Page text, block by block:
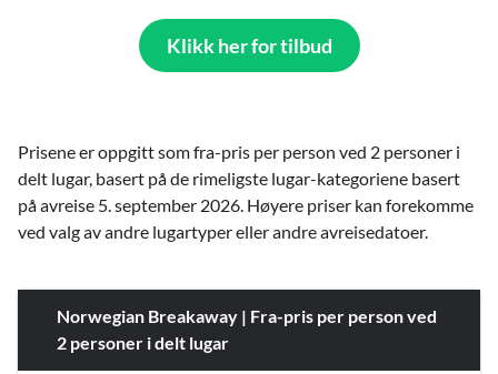
Klikk her for tilbud
Prisene er oppgitt som fra-pris per person ved 2 personer i
delt lugar, basert på de rimeligste lugar-kategoriene basert
på avreise 5. september 2026. Høyere priser kan forekomme
ved valg av andre lugartyper eller andre avreisedatoer.
Norwegian Breakaway | Fra-pris per person ved
2 personer i delt lugar